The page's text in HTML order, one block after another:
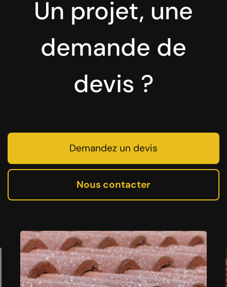
Un projet, une
demande de
devis ?
Demandez un devis
Nous contacter